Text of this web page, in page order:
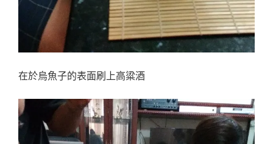
在於烏魚子的表面刷上高粱酒